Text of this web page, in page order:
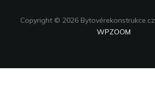
Copyright © 2026 Bytovérekonstrukce.cz
WPZOOM